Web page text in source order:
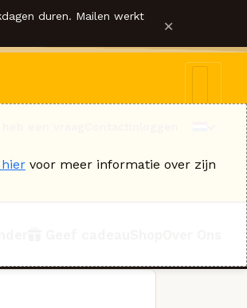
duren. Mailen werkt ×
voor meer informatie over zijn